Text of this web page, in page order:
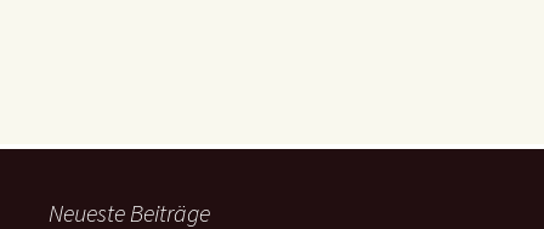
Neueste Beiträge